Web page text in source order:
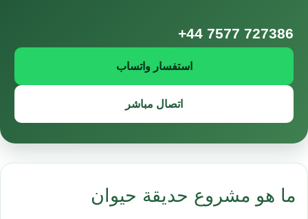
+44 7577 727386
استفسار واتساب
اتصال مباشر
ما هو مشروع حديقة حيوان